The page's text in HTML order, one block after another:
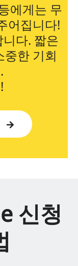
에게는 무
어집니다!
다. 짧은
중한 기회
신청